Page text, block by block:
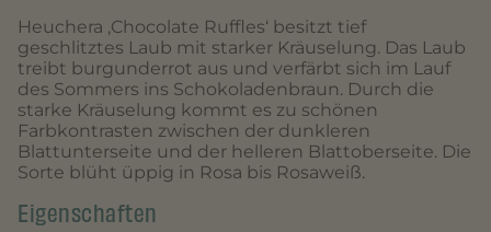
Heuchera ‚Chocolate Ruffles‘ besitzt tief
geschlitztes Laub mit starker Kräuselung. Das Laub
treibt burgunderrot aus und verfärbt sich im Lauf
des Sommers ins Schokoladenbraun. Durch die
starke Kräuselung kommt es zu schönen
Farbkontrasten zwischen der dunkleren
Blattunterseite und der helleren Blattoberseite. Die
Sorte blüht üppig in Rosa bis Rosaweiß.
Eigenschaften